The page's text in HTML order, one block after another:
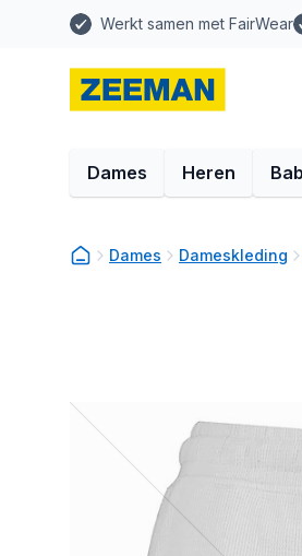
Werkt samen met FairWear
Dames Heren
Dames Dameskleding